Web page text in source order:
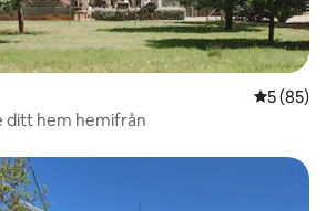
5 av 5 i
5 (85)
ditt hem hemifrån